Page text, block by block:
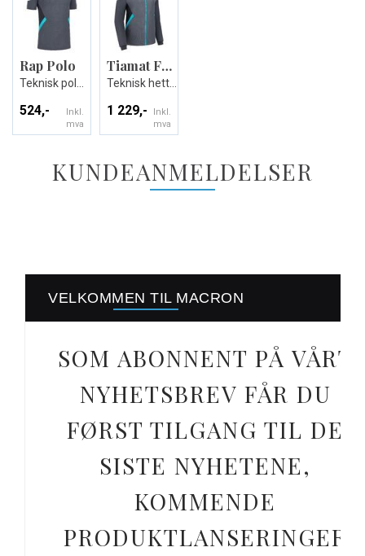
Rap Polo
524,-
Inkl.
mva
Tiamat Full Zip Hoody
Teknisk hettejakke - Unisex
1 229,-
Inkl.
mva
KUNDEANMELDELSER
VELKOMMEN TIL MACRON
SOM ABONNENT PÅ VÅRT
NYHETSBREV FÅR DU
FØRST TILGANG TIL DE
SISTE NYHETENE,
KOMMENDE
PRODUKTLANSERINGER